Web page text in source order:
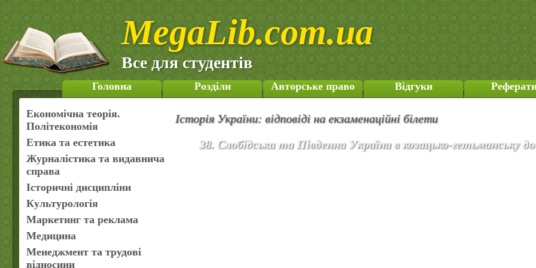
MegaLib.com.ua
Все для студентів
Головна Розділи Авторське право Відгуки
Економічна теорія.
Політекономія
Етика та естетика
Журналістика та видавнича
справа
Історичні дисципліни
Культурологія
Маркетинг та реклама
Медицина
Менеджмент та трудові
відносини
Історія України: відповіді на екзаменаційні білети
38. Слобідська та Південна Україна в козацько-гетьманську